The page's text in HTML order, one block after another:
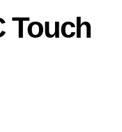
Touch